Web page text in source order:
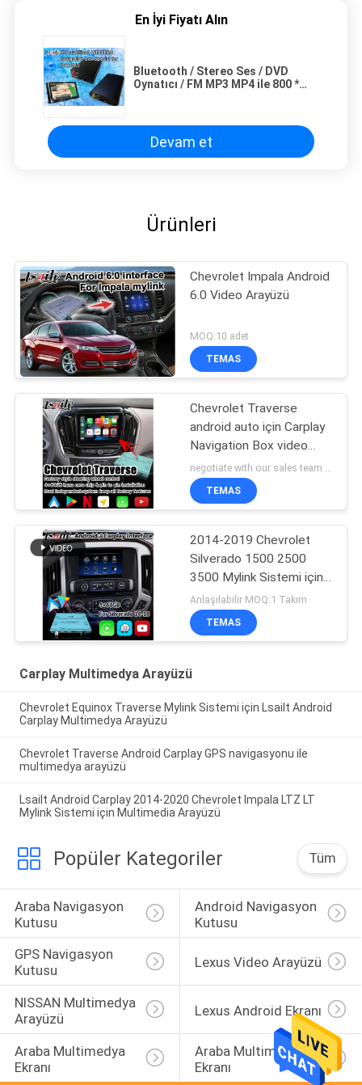
En İyi Fiyatı Alın
Bluetooth / Stereo Ses / DVD
Oynatıcı / FM MP3 MP4 ile 800 *
Devam et
Ürünleri
Chevrolet Impala Android
6.0 Video Arayüzü
MOQ:10 adet
TEMAS
Chevrolet Traverse
android auto için Carplay
Navigation Box video
arayüzü
TEMAS
2014-2019 Chevrolet
Silverado 1500 2500
3500 Mylink Sistemi için
Lsailt Android
Navigasyon Multimedya
Arayüzü
Anlaşılabilir MOQ:1 Takım
TEMAS
Carplay Multimedya Arayüzü
Chevrolet Equinox Traverse Mylink Sistemi için Lsailt Android
Carplay Multimedya Arayüzü
Chevrolet Traverse Android Carplay GPS navigasyonu ile
multimedya arayüzü
Lsailt Android Carplay 2014-2020 Chevrolet Impala LTZ LT
Mylink Sistemi için Multimedia Arayüzü
Popüler Kategoriler Tüm
Araba Navigasyon
Kutusu
Android Navigasyon
Kutusu
GPS Navigasyon
Kutusu
Lexus Video Arayüzü
NISSAN Multimedya
Arayüzü
Lexus Android Ekranı
Araba Multimedya
Ekranı
Araba Multimedya
Ekranı